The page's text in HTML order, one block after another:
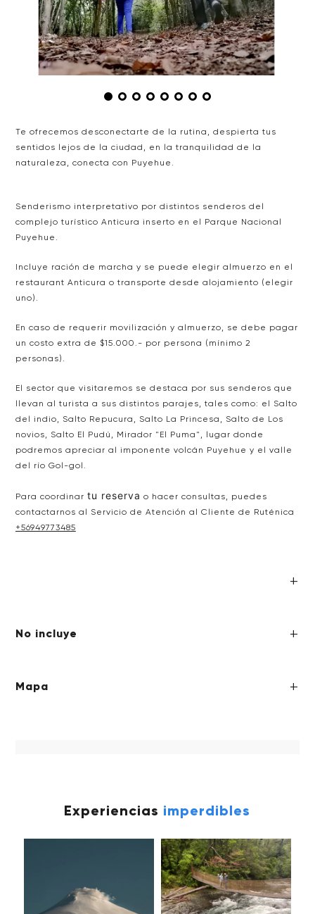
Te ofrecemos desconectarte de la rutina, despierta tus
sentidos lejos de la ciudad, en la tranquilidad de la
naturaleza, conecta con Puyehue.
Senderismo interpretativo por distintos senderos del
complejo turístico Anticura inserto en el Parque Nacional
Puyehue.
Incluye ración de marcha y se puede elegir almuerzo en el
restaurant Anticura o transporte desde alojamiento (elegir
uno).
En caso de requerir movilización y almuerzo, se debe pagar
un costo extra de $15.000.- por persona (mínimo 2
personas).
El sector que visitaremos se destaca por sus senderos que
llevan al turista a sus distintos parajes, tales como: el Salto
del indio, Salto Repucura, Salto La Princesa, Salto de Los
novios, Salto El Pudú, Mirador "El Puma", lugar donde
podremos apreciar al imponente volcán Puyehue y el valle
del río Gol-gol.
Para coordinar tu reserva o hacer consultas, puedes
contactarnos al Servicio de Atención al Cliente de Ruténica
+56949773485
No incluye
Mapa
Experiencias imperdibles